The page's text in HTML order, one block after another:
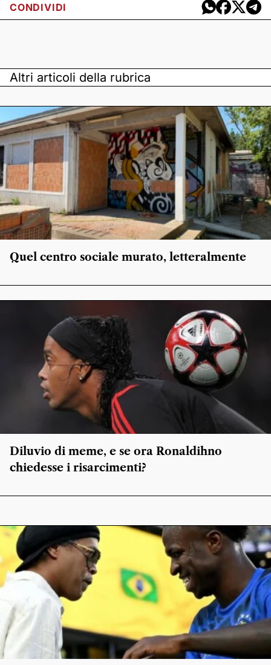
CONDIVIDI
Altri articoli della rubrica
Quel centro sociale murato, letteralmente
Diluvio di meme, e se ora Ronaldihno
chiedesse i risarcimenti?